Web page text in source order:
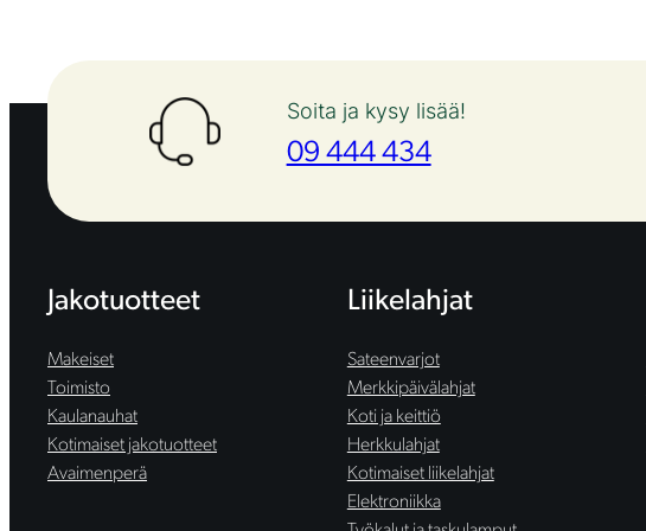
Soita ja kysy lisää!
09 444 434
Jakotuotteet
Makeiset
Toimisto
Kaulanauhat
Kotimaiset jakotuotteet
Avaimenperä
Liikelahjat
Sateenvarjot
Merkkipäivälahjat
Koti ja keittiö
Herkkulahjat
Kotimaiset liikelahjat
Elektroniikka